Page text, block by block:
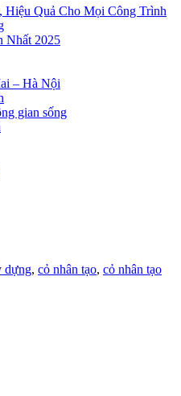
Quả Cho Mọi Công Trình
Nhất 2025
– Hà Nội
gian sống
dựng, cỏ nhân tạo, cỏ nhân tạo